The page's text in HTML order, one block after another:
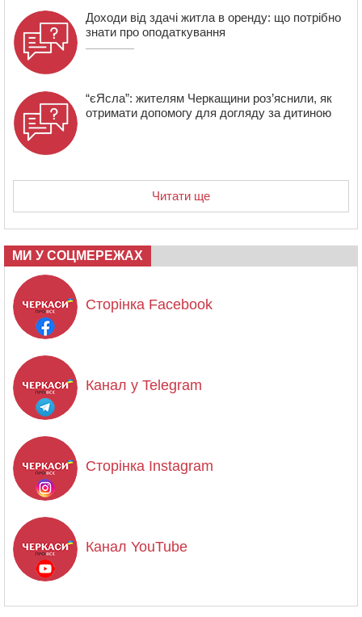
Доходи від здачі житла в оренду: що потрібно
знати про оподаткування
“єЯсла”: жителям Черкащини роз’яснили, як
отримати допомогу для догляду за дитиною
Читати ще
МИ У СОЦМЕРЕЖАХ
Сторінка Facebook
Канал у Telegram
Сторінка Instagram
Канал YouTube